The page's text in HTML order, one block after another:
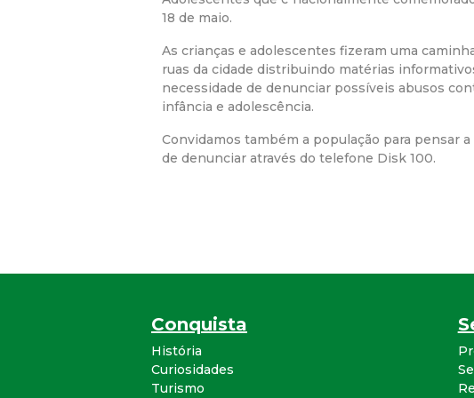
r
i
18 de maio.
As crianças e adolescentes fizeram uma
ruas da cidade distribuindo matérias
necessidade de denunciar possíveis abusos
infância e adolescência.
Convidamos também a população para pensar
de denunciar através do telefone Disk 100.
Conquista
História
Curiosidades
Turismo